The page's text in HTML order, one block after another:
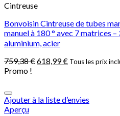
Cintreuse
Bonvoisin Cintreuse de tubes
manuel à 180 ° avec 7 matrices
aluminium, acier
759,38€618,99€ Tous les prix
Promo !
Ajouter à la liste d’envies
Aperçu